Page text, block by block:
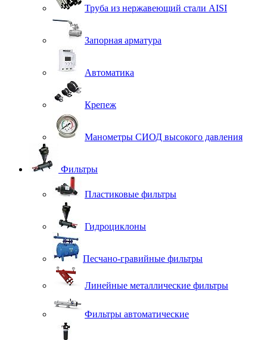
Труба из нержавеющий стали AISI
Запорная арматура
Автоматика
Крепеж
Манометры СИОД высокого давления
Фильтры
Пластиковые фильтры
Гидроциклоны
Песчано-гравийные фильтры
Линейные металлические фильтры
Фильтры автоматические